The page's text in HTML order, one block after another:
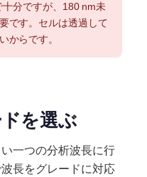
分ですが、180 nm未
です。セルは透過して
からです。
を選ぶ
一つの分析波長に行
長をグレードに対応